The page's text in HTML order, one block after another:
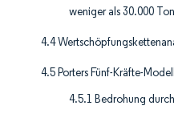
weniger als 30.000
4.4
4.5 Porters Fünf-Kräfte-Modell
4.5.1 Bedrohung